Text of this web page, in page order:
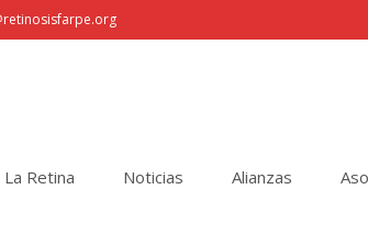
La Retina Noticias Alianzas